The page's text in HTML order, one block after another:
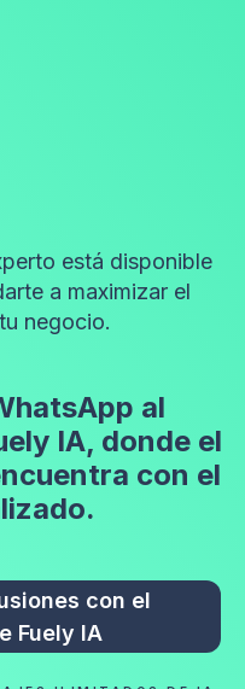
está disponible
a maximizar el
negocio.
al
IA, donde el
con el
con el
Fuely IA